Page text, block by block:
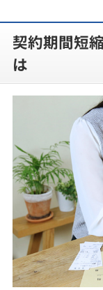
契約期間短
は